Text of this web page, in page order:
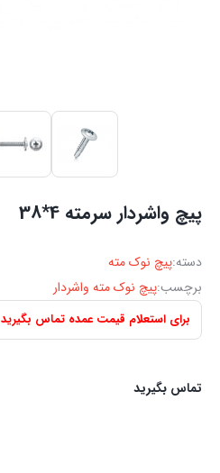
پیچ واشردار سرمته 4*38
دسته:پیچ نوک مته
برچسب:پیچ نوک مته واشردار
برای استعلام قیمت عمده تماس بگیرید
تماس بگیرید